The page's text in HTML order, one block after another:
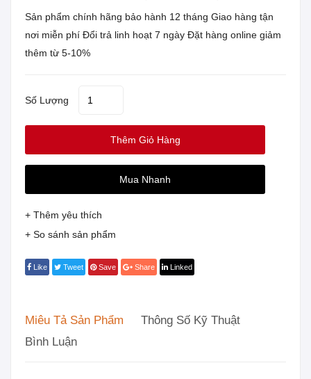
Sản phẩm chính hãng bảo hành 12 tháng Giao hàng tận
nơi miễn phí Đổi trả linh hoạt 7 ngày Đặt hàng online giảm
thêm từ 5-10%
Số Lượng
Thêm Giỏ Hàng
Mua Nhanh
+ Thêm yêu thích
+ So sánh sản phẩm
Like Tweet Save Share Linked
Miêu Tả Sản Phẩm
Thông Số Kỹ Thuật
Bình Luận